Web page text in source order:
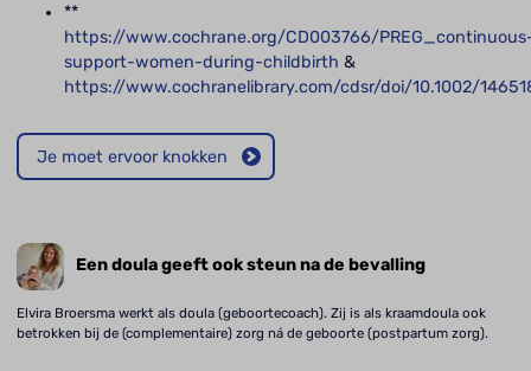
**
https://www.cochrane.org/CD003766/
support-women-during-childbirth &
https://www.cochranelibrary.com/cdsr/doi/10.1002/
Je moet ervoor knokken
Een doula geeft ook steun na de bevalling
Elvira Broersma werkt als doula (geboortecoach). Zij is als kraamdoula ook
betrokken bij de (complementaire) zorg ná de geboorte (postpartum zorg).